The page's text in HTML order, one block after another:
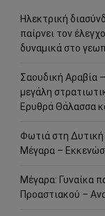
Ηλεκτρική
παίρνει τον
δυναμικά στο
Σαουδική Αραβία
μεγάλη
Ερυθρά Θάλασσα
Φωτιά στη Δυτική
Μέγαρα –
Μέγαρα: Γυναίκα
Προαστιακού –